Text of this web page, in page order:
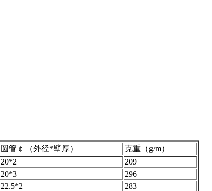
圆管￠（外径*壁厚）
克重（g/m）
20*2
209
20*3
296
22.5*2
283